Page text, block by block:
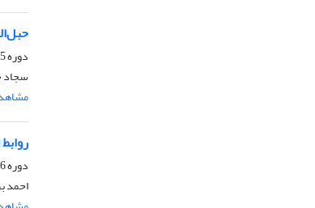
دوره 15، 58-59، بهار 1393، صفحه
سجاد
روابط
دوره 16، شماره 63، تابستان 1394، صفحه
احمد